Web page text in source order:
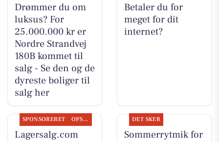
Drømmer du om
luksus? For
25.000.000 kr er
Nordre Strandvej
180B kommet til
salg - Se den og de
dyreste boliger til
salg her
Betaler du for
meget for dit
internet?
SPONSORERET OPSLAGSTAVLEN
Lagersalg.com
DET SKER
Sommerrytmik for